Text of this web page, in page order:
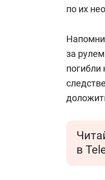
по их
за
погибли
в